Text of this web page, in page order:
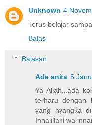
Unknown 4
Terus belajar
Balas
Balasan
Ade anita 5
Ya Allah...ada
terharu dengan
yang nyangka
Innalillahi wa